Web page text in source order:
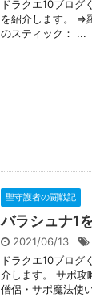
ドラクエ10ブログ
を紹介します。 ⇒
のスティック： ...
聖守護者の闘戦記
バラシュナ1
2021/06/13
ドラクエ10ブログ
介します。 サポ攻
僧侶・サポ魔法使